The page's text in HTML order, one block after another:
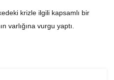
krizle ilgili kapsamlı bir
varlığına vurgu yaptı.